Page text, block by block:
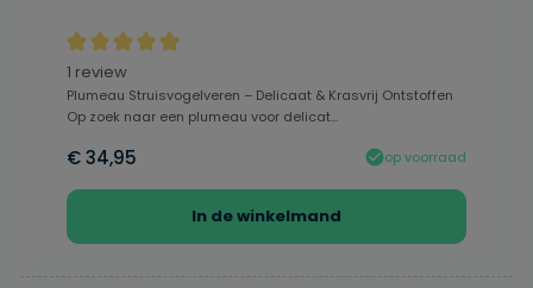
Gemiddelde waardering van 5 van 5 sterren
1 review
Plumeau Struisvogelveren – Delicaat & Krasvrij Ontstoffen
Op zoek naar een plumeau voor delicat...
€ 34,95 op voorraad
In de winkelmand